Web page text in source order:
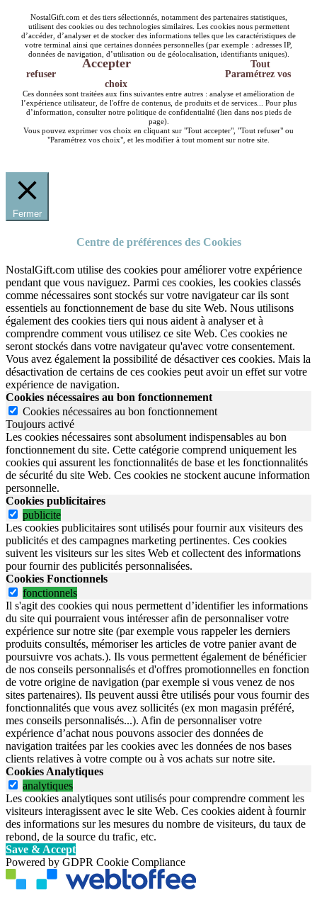
NostalGift.com et des tiers sélectionnés, notamment des partenaires statistiques,
utilisent des cookies ou des technologies similaires. Les cookies nous permettent
d’accéder, d’analyser et de stocker des informations telles que les caractéristiques de
votre terminal ainsi que certaines données personnelles (par exemple : adresses IP,
données de navigation, d’utilisation ou de géolocalisation, identifiants uniques).
Accepter
Tout
refuser
Paramétrez vos
choix
Ces données sont traitées aux fins suivantes entre autres : analyse et amélioration de
l’expérience utilisateur, de l'offre de contenus, de produits et de services... Pour plus
d’information, consulter notre politique de confidentialité (lien dans nos pieds de
page).
Vous pouvez exprimer vos choix en cliquant sur "Tout accepter", "Tout refuser" ou
"Paramétrez vos choix", et les modifier à tout moment sur notre site.
Fermer
Centre de préférences des Cookies
NostalGift.com utilise des cookies pour améliorer votre expérience
pendant que vous naviguez. Parmi ces cookies, les cookies classés
comme nécessaires sont stockés sur votre navigateur car ils sont
essentiels au fonctionnement de base du site Web. Nous utilisons
également des cookies tiers qui nous aident à analyser et à
comprendre comment vous utilisez ce site Web. Ces cookies ne
seront stockés dans votre navigateur qu'avec votre consentement.
Vous avez également la possibilité de désactiver ces cookies. Mais la
désactivation de certains de ces cookies peut avoir un effet sur votre
expérience de navigation.
Cookies nécessaires au bon fonctionnement
Cookies nécessaires au bon fonctionnement
Toujours activé
Les cookies nécessaires sont absolument indispensables au bon
fonctionnement du site. Cette catégorie comprend uniquement les
cookies qui assurent les fonctionnalités de base et les fonctionnalités
de sécurité du site Web. Ces cookies ne stockent aucune information
personnelle.
Cookies publicitaires
publicite
Les cookies publicitaires sont utilisés pour fournir aux visiteurs des
publicités et des campagnes marketing pertinentes. Ces cookies
suivent les visiteurs sur les sites Web et collectent des informations
pour fournir des publicités personnalisées.
Cookies Fonctionnels
fonctionnels
Il s'agit des cookies qui nous permettent d’identifier les informations
du site qui pourraient vous intéresser afin de personnaliser votre
expérience sur notre site (par exemple vous rappeler les derniers
produits consultés, mémoriser les articles de votre panier avant de
poursuivre vos achats.). Ils vous permettent également de bénéficier
de nos conseils personnalisés et d'offres promotionnelles en fonction
de votre origine de navigation (par exemple si vous venez de nos
sites partenaires). Ils peuvent aussi être utilisés pour vous fournir des
fonctionnalités que vous avez sollicités (ex mon magasin préféré,
mes conseils personnalisés...). Afin de personnaliser votre
expérience d’achat nous pouvons associer des données de
navigation traitées par les cookies avec les données de nos bases
clients relatives à votre compte ou à vos achats sur notre site.
Cookies Analytiques
analytiques
Les cookies analytiques sont utilisés pour comprendre comment les
visiteurs interagissent avec le site Web. Ces cookies aident à fournir
des informations sur les mesures du nombre de visiteurs, du taux de
rebond, de la source du trafic, etc.
Save & Accept
Powered by GDPR Cookie Compliance